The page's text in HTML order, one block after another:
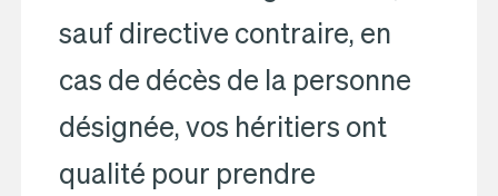
sauf directive contraire, en
cas de décès de la personne
désignée, vos héritiers ont
qualité pour prendre